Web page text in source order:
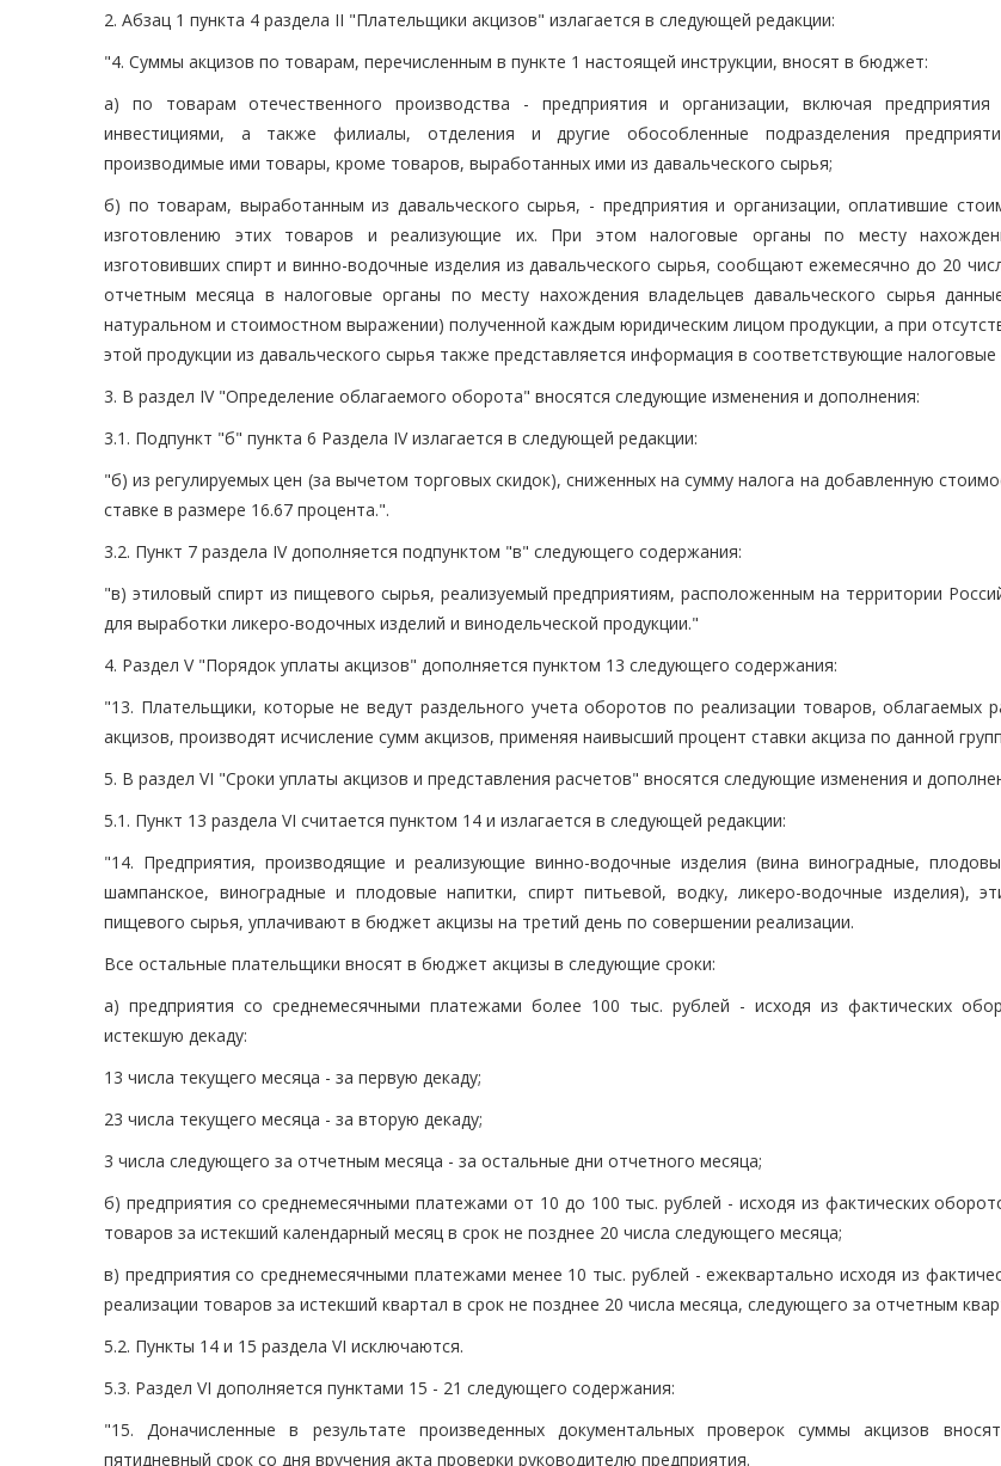
2. Абзац 1 пункта 4 раздела II "Плательщики акцизов" излагается в следующей редакции:
"4. Суммы акцизов по товарам, перечисленным в пункте 1 настоящей инструкции, вносят в бюджет:
а) по товарам отечественного производства - предприятия и организации, включая предприятия
инвестициями, а также филиалы, отделения и другие обособленные подразделения
производимые ими товары, кроме товаров, выработанных ими из давальческого сырья;
б) по товарам, выработанным из давальческого сырья, - предприятия и организации, оплатившие
изготовлению этих товаров и реализующие их. При этом налоговые органы по месту
изготовивших спирт и винно-водочные изделия из давальческого сырья, сообщают ежемесячно до 20
отчетным месяца в налоговые органы по месту нахождения владельцев давальческого сырья
натуральном и стоимостном выражении) полученной каждым юридическим лицом продукции, а при
этой продукции из давальческого сырья также представляется информация в соответствующие налоговые
3. В раздел IV "Определение облагаемого оборота" вносятся следующие изменения и дополнения:
3.1. Подпункт "б" пункта 6 Раздела IV излагается в следующей редакции:
"б) из регулируемых цен (за вычетом торговых скидок), сниженных на сумму налога на добавленную
ставке в размере 16.67 процента.".
3.2. Пункт 7 раздела IV дополняется подпунктом "в" следующего содержания:
"в) этиловый спирт из пищевого сырья, реализуемый предприятиям, расположенным на территории
для выработки ликеро-водочных изделий и винодельческой продукции."
4. Раздел V "Порядок уплаты акцизов" дополняется пунктом 13 следующего содержания:
"13. Плательщики, которые не ведут раздельного учета оборотов по реализации товаров, облагаемых
акцизов, производят исчисление сумм акцизов, применяя наивысший процент ставки акциза по данной
5. В раздел VI "Сроки уплаты акцизов и представления расчетов" вносятся следующие изменения и
5.1. Пункт 13 раздела VI считается пунктом 14 и излагается в следующей редакции:
"14. Предприятия, производящие и реализующие винно-водочные изделия (вина виноградные,
шампанское, виноградные и плодовые напитки, спирт питьевой, водку, ликеро-водочные изделия),
пищевого сырья, уплачивают в бюджет акцизы на третий день по совершении реализации.
Все остальные плательщики вносят в бюджет акцизы в следующие сроки:
а) предприятия со среднемесячными платежами более 100 тыс. рублей - исходя из фактических
истекшую декаду:
13 числа текущего месяца - за первую декаду;
23 числа текущего месяца - за вторую декаду;
3 числа следующего за отчетным месяца - за остальные дни отчетного месяца;
б) предприятия со среднемесячными платежами от 10 до 100 тыс. рублей - исходя из фактических
товаров за истекший календарный месяц в срок не позднее 20 числа следующего месяца;
в) предприятия со среднемесячными платежами менее 10 тыс. рублей - ежеквартально исходя из
реализации товаров за истекший квартал в срок не позднее 20 числа месяца, следующего за отчетным
5.2. Пункты 14 и 15 раздела VI исключаются.
5.3. Раздел VI дополняется пунктами 15 - 21 следующего содержания:
"15. Доначисленные в результате произведенных документальных проверок суммы акцизов
пятидневный срок со дня вручения акта проверки руководителю предприятия.